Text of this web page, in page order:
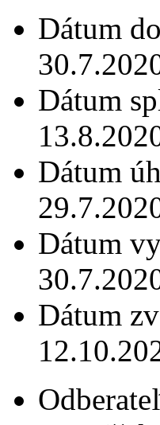
Dátum
Dátum
Dátum
Dátum
Dátum